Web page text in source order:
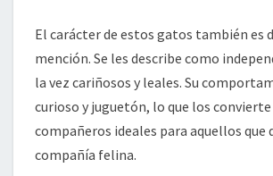
El carácter de estos gatos también es
mención. Se les describe como
la vez cariñosos y leales. Su
curioso y juguetón, lo que los convierte
compañeros ideales para aquellos que
compañía felina.